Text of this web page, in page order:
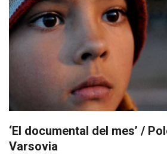
‘El documental del mes’ /
Varsovia